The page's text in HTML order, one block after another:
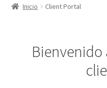
Cart
Client Portal
Inicio Client Portal